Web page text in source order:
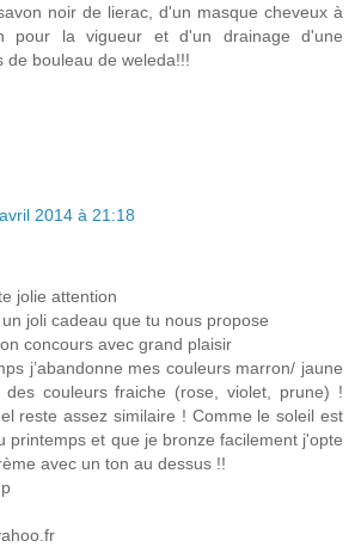
noir de lierac, d'un masque cheveux à
pour la vigueur et d'un drainage d'une
de bouleau de weleda!!!
2014 à 21:18
jolie attention
joli cadeau que tu nous propose
concours avec grand plaisir
j’abandonne mes couleurs marron/ jaune
couleurs fraiche (rose, violet, prune) !
reste assez similaire ! Comme le soleil est
printemps et que je bronze facilement j'opte
avec un ton au dessus !!